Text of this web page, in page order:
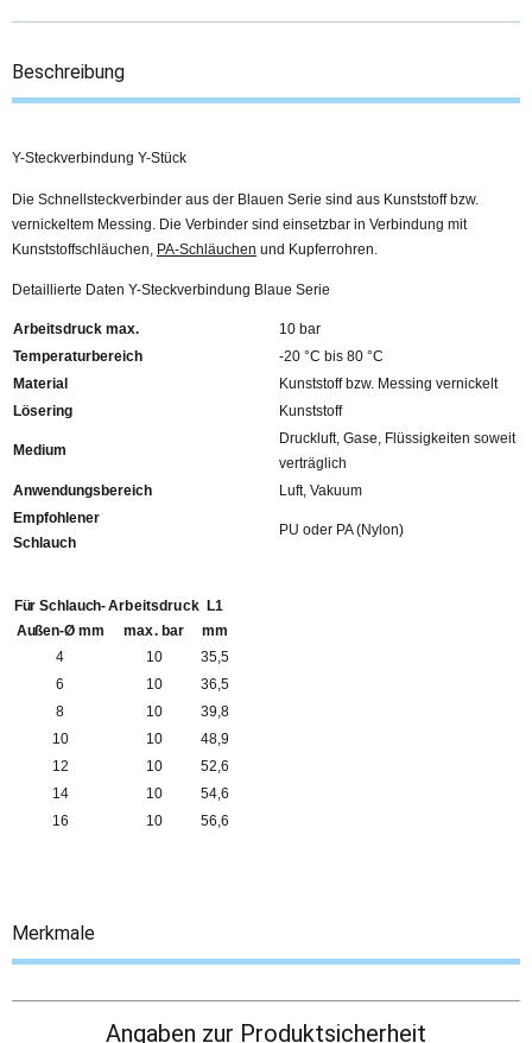
Beschreibung
Y-Steckverbindung Y-Stück
Die Schnellsteckverbinder aus der Blauen Serie sind aus Kunststoff bzw.
vernickeltem Messing. Die Verbinder sind einsetzbar in Verbindung mit
Kunststoffschläuchen, PA-Schläuchen und Kupferrohren.
Detaillierte Daten Y-Steckverbindung Blaue Serie
Arbeitsdruck max.
10 bar
Temperaturbereich
-20 °C bis 80 °C
Material
Kunststoff bzw. Messing vernickelt
Lösering
Kunststoff
Medium
Druckluft, Gase, Flüssigkeiten soweit
verträglich
Anwendungsbereich
Luft, Vakuum
Empfohlener
Schlauch
PU oder PA (Nylon)
Für Schlauch-
Außen-Ø mm
Arbeitsdruck
max. bar
L1
mm
4
10
35,5
6
10
36,5
8
10
39,8
10
10
48,9
12
10
52,6
14
10
54,6
16
10 56,6
Merkmale
Angaben zur Produktsicherheit